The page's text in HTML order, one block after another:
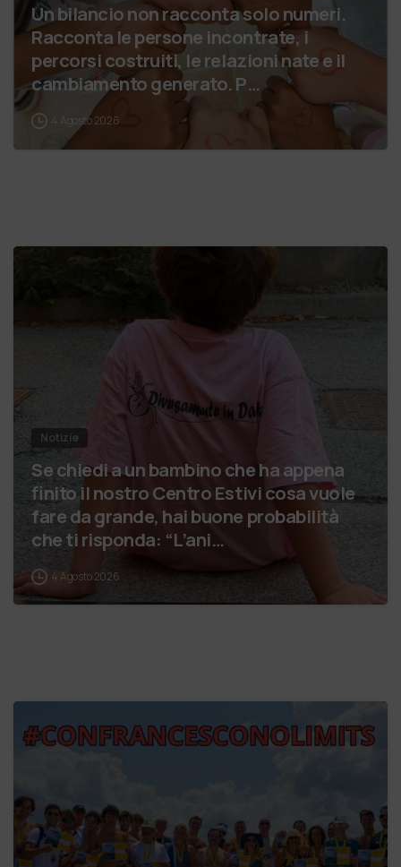
Un bilancio non racconta solo numeri.
Racconta le persone incontrate, i
percorsi costruiti, le relazioni nate e il
cambiamento generato. P…
4 Agosto 2026
Notizie
Se chiedi a un bambino che ha appena
finito il nostro Centro Estivi cosa vuole
fare da grande, hai buone probabilità
che ti risponda: “L’ani…
4 Agosto 2026